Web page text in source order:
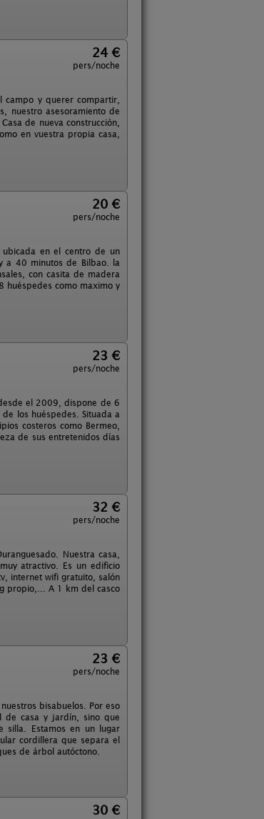
24 €
pers/noche
y querer compartir,
nuestro asesoramiento de
de nueva construcción,
en vuestra propia casa,
20 €
pers/noche
ubicada en el centro de un
a 40 minutos de Bilbao. la
con casita de madera
huéspedes como maximo y
23 €
pers/noche
el 2009, dispone de 6
los huéspedes. Situada a
costeros como Bermeo,
de sus entretenidos días
32 €
pers/noche
Nuestra casa,
atractivo. Es un edificio
internet wifi gratuito, salón
propio,... A 1 km del casco
23 €
pers/noche
bisabuelos. Por eso
de casa y jardín, sino que
silla. Estamos en un lugar
cordillera que separa el
de árbol autóctono.
30 €